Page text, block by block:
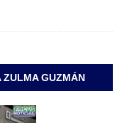
ZULMA GUZMÁN